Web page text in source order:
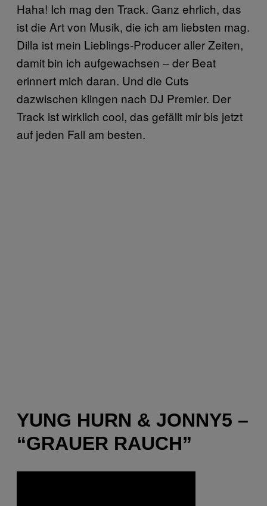
Haha! Ich mag den Track. Ganz ehrlich, das
ist die Art von Musik, die ich am liebsten mag.
Dilla ist mein Lieblings-Producer aller Zeiten,
damit bin ich aufgewachsen – der Beat
erinnert mich daran. Und die Cuts
dazwischen klingen nach DJ Premier. Der
Track ist wirklich cool, das gefällt mir bis jetzt
auf jeden Fall am besten.
YUNG HURN & JONNY5 –
“GRAUER RAUCH”